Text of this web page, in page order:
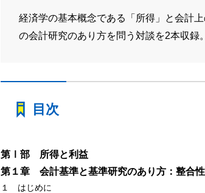
経済学の基本概念である「所得」と会計
の会計研究のあり方を問う対談を2本収録。
目次
第Ⅰ部 所得と利益
第１章 会計基準と基準研究のあり方：整合
１ はじめに